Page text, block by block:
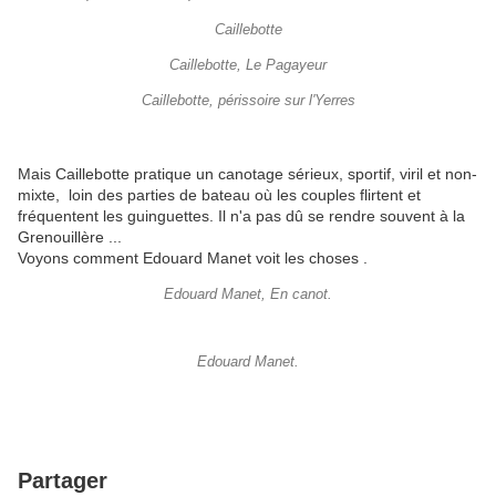
Caillebotte
Caillebotte, Le Pagayeur
Caillebotte, périssoire sur l'Yerres
Mais Caillebotte pratique un canotage sérieux, sportif, viril et non-
mixte, loin des parties de bateau où les couples flirtent et
fréquentent les guinguettes. Il n'a pas dû se rendre souvent à la
Grenouillère ...
Voyons comment Edouard Manet voit les choses .
Edouard Manet, En canot.
Edouard Manet.
Partager